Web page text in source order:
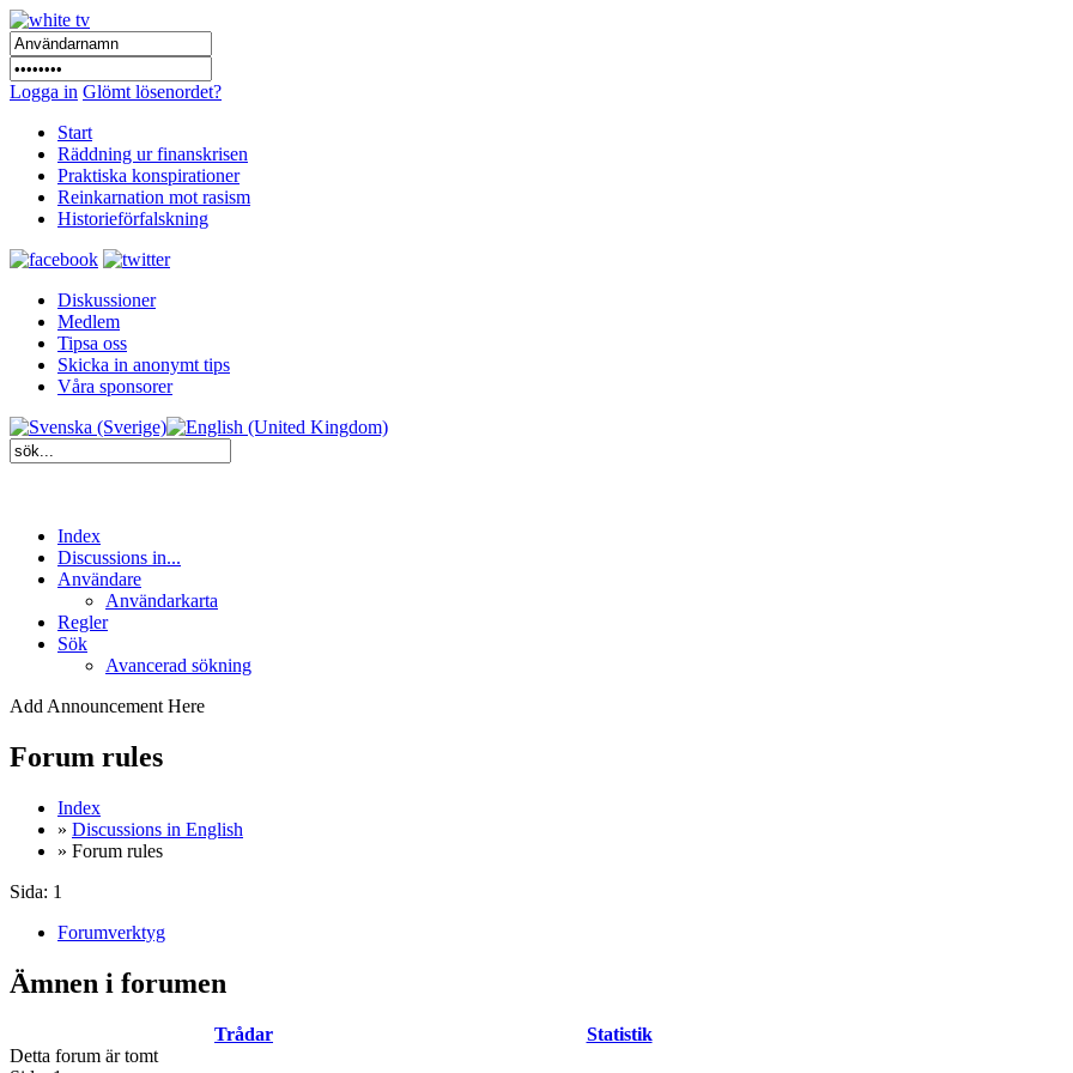
Logga in Glömt lösenordet?
Start
Räddning ur finanskrisen
Praktiska konspirationer
Reinkarnation mot rasism
Historieförfalskning
Diskussioner
Medlem
Tipsa oss
Skicka in anonymt tips
Våra sponsorer
Index
Discussions in...
Användare
Användarkarta
Regler
Sök
Avancerad sökning
Add Announcement Here
Forum rules
Index
» Discussions in English
» Forum rules
Sida: 1
Forumverktyg
Ämnen i forumen
Trådar Statistik
Detta forum är tomt